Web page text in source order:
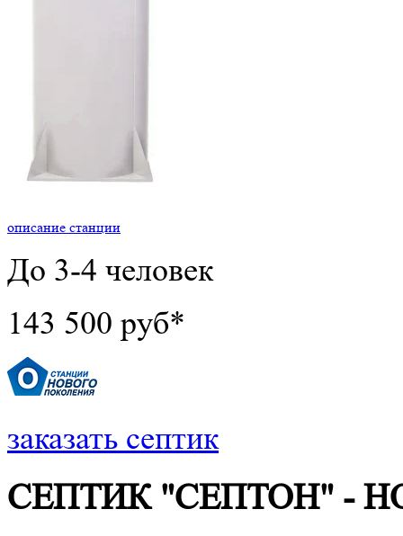
описание станции
До 3-4 человек
143 500 руб*
заказать септик
СЕПТИК "СЕПТОН" -